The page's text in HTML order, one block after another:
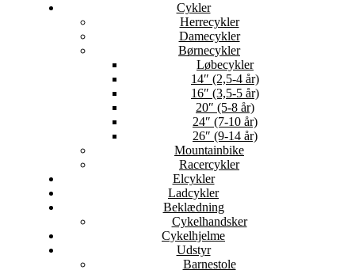
Cykler
Herrecykler
Damecykler
Børnecykler
Løbecykler
14″ (2,5-4 år)
16″ (3,5-5 år)
20″ (5-8 år)
24″ (7-10 år)
26″ (9-14 år)
Mountainbike
Racercykler
Elcykler
Ladcykler
Beklædning
Cykelhandsker
Cykelhjelme
Udstyr
Barnestole